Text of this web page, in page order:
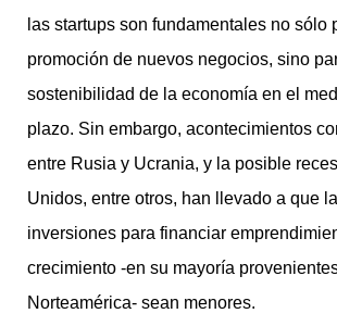
las startups son fundamentales no sólo
promoción de nuevos negocios, sino
sostenibilidad de la economía en el
plazo. Sin embargo, acontecimientos
entre Rusia y Ucrania, y la posible
Unidos, entre otros, han llevado a que
inversiones para financiar
crecimiento -en su mayoría
Norteamérica- sean menores.